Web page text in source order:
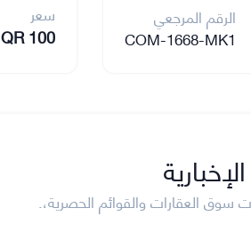
الرقم المرجعي
COM-1668-MK1
سعر
QR 100
العقارات والقوائم الحصرية،.